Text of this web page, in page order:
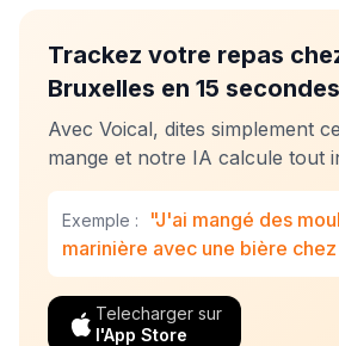
Trackez votre repas
Bruxelles en 15 secondes
Avec Voical, dites simplement
mange et notre IA calcule tout
Exemple :
"J'ai mangé des
marinière avec une bière
Telecharger sur
l'App Store